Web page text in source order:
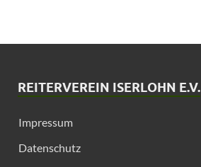
REITERVEREIN ISERLOHN E.V.
Impressum
Datenschutz